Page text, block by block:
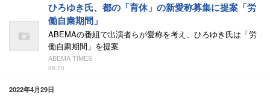
ひろゆき氏、都の「育休」の新愛称募集に提案「労
働自粛期間」
ABEMAの番組で出演者らが愛称を考え、ひろゆき氏は「労
働自粛期間」を提案
ABEMA TIMES
09:20
2022年4月29日